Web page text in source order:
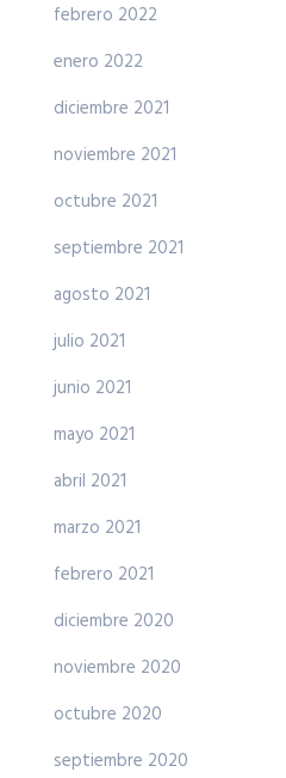
febrero 2022
enero 2022
diciembre 2021
noviembre 2021
octubre 2021
septiembre 2021
agosto 2021
julio 2021
junio 2021
mayo 2021
abril 2021
marzo 2021
febrero 2021
diciembre 2020
noviembre 2020
octubre 2020
septiembre 2020